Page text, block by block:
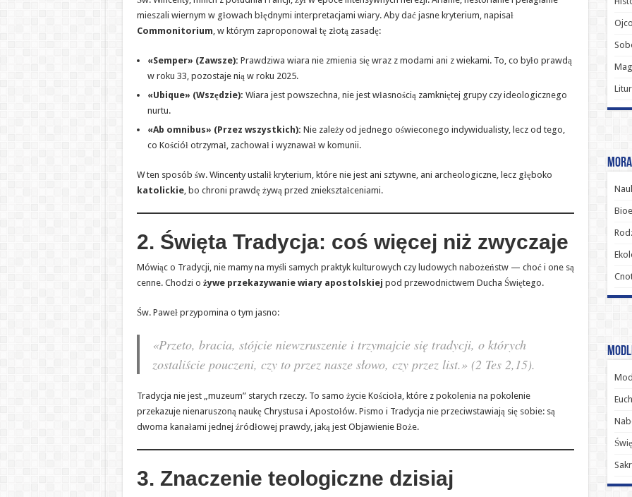
mieszali wiernym w głowach błędnymi interpretacjami wiary. Aby dać jasne kryterium, napisał
Commonitorium , w którym zaproponował tę złotą zasadę:
«Semper» (Zawsze): Prawdziwa wiara nie zmienia się wraz z modami ani z wiekami. To, co było prawdą
w roku 33, pozostaje nią w roku 2025.
«Ubique» (Wszędzie): Wiara jest powszechna, nie jest własnością zamkniętej grupy czy ideologicznego
nurtu.
«Ab omnibus» (Przez wszystkich): Nie zależy od jednego oświeconego indywidualisty, lecz od tego,
co Kościół otrzymał, zachował i wyznawał w komunii.
W ten sposób św. Wincenty ustalił kryterium, które nie jest ani sztywne, ani archeologiczne, lecz głęboko
katolickie, bo chroni prawdę żywą przed zniekształceniami.
2. Święta Tradycja: coś więcej niż zwyczaje
Mówiąc o Tradycji, nie mamy na myśli samych praktyk kulturowych czy ludowych nabożeństw — choć i one są
cenne. Chodzi o żywe przekazywanie wiary apostolskiej pod przewodnictwem Ducha Świętego.
Św. Paweł przypomina o tym jasno:
«Przeto, bracia, stójcie niewzruszenie i trzymajcie się tradycji, o których
zostaliście pouczeni, czy to przez nasze słowo, czy przez list.» (2 Tes 2,15).
Tradycja nie jest „muzeum” starych rzeczy. To samo życie Kościoła, które z pokolenia na pokolenie
przekazuje nienaruszoną naukę Chrystusa i Apostołów. Pismo i Tradycja nie przeciwstawiają się sobie: są
dwoma kanałami jednej źródłowej prawdy, jaką jest Objawienie Boże.
3. Znaczenie teologiczne dzisiaj